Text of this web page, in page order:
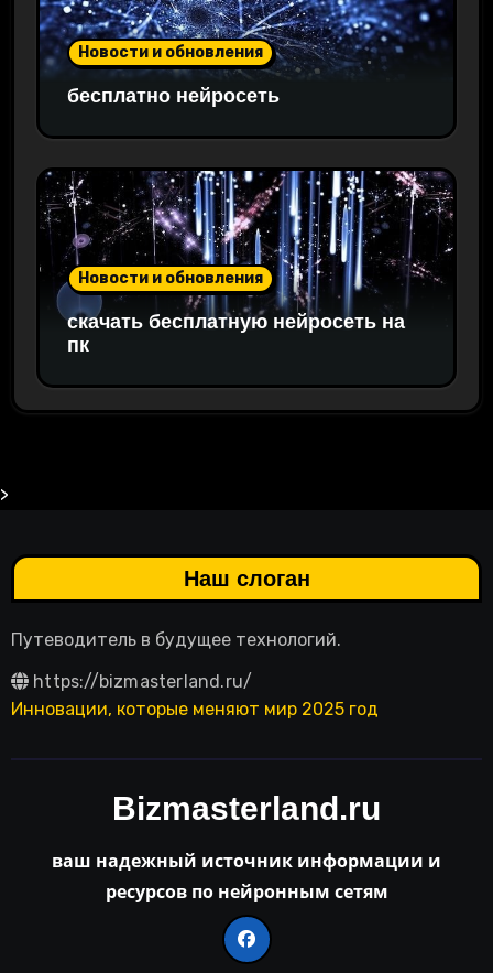
Новости и обновления
бесплатно нейросеть
Новости и обновления
скачать бесплатную нейросеть на
пк
>
Наш слоган
Путеводитель в будущее технологий.
https://bizmasterland.ru/
Инновации, которые меняют мир 2025 год
Bizmasterland.ru
ваш надежный источник информации и
ресурсов по нейронным сетям